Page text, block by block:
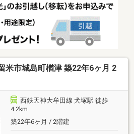
米市城島町楢津 築22年6ヶ月 2
西鉄天神大牟田線 犬塚駅 徒歩
4.2km
築22年6ヶ月 / 2階建